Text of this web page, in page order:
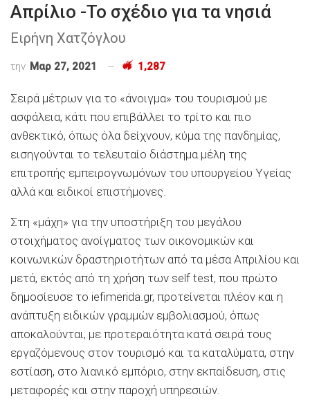
Απρίλιο -Το σχέδιο για τα νησιά
Ειρήνη Χατζόγλου
την Μαρ 27, 2021 1,287
Σειρά μέτρων για το «άνοιγμα» του τουρισμού με
ασφάλεια, κάτι που επιβάλλει το τρίτο και πιο
ανθεκτικό, όπως όλα δείχνουν, κύμα της πανδημίας,
εισηγούνται το τελευταίο διάστημα μέλη της
επιτροπής εμπειρογνωμόνων του υπουργείου Υγείας
αλλά και ειδικοί επιστήμονες.
Στη «μάχη» για την υποστήριξη του μεγάλου
στοιχήματος ανοίγματος των οικονομικών και
κοινωνικών δραστηριοτήτων από τα μέσα Απριλίου και
μετά, εκτός από τη χρήση των self test, που πρώτο
δημοσίευσε το iefimerida.gr, προτείνεται πλέον και η
ανάπτυξη ειδικών γραμμών εμβολιασμού, όπως
αποκαλούνται, με προτεραιότητα κατά σειρά τους
εργαζόμενους στον τουρισμό και τα καταλύματα, στην
εστίαση, στο λιανικό εμπόριο, στην εκπαίδευση, στις
μεταφορές και στην παροχή υπηρεσιών.